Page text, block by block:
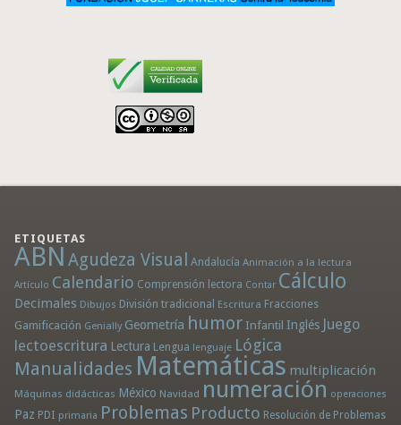
ETIQUETAS
ABN Agudeza Visual Andalucía Animación a la lectura
Artículo Calendario Comprensión lectora Contar Cálculo
Decimales Dibujos División tradicional Escritura Fracciones
Gamificación Genially Geometría humor Infantil Inglés Juego
lectoescritura Lectura Lengua lenguaje Lógica
Manualidades Matemáticas multiplicación
Máquinas didácticas México Navidad numeración operaciones
Paz PDI primaria Problemas Producto Resolución de Problemas